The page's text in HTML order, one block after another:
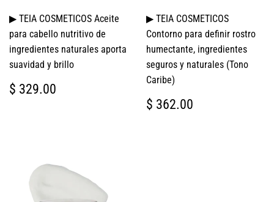
▶ TEIA COSMETICOS Aceite
para cabello nutritivo de
ingredientes naturales aporta
suavidad y brillo
PRECIO
HABITUAL
$ 329.00
▶ TEIA COSMETICOS
Contorno para definir rostro
humectante, ingredientes
seguros y naturales (Tono
Caribe)
PRECIO
HABITUAL
$ 362.00